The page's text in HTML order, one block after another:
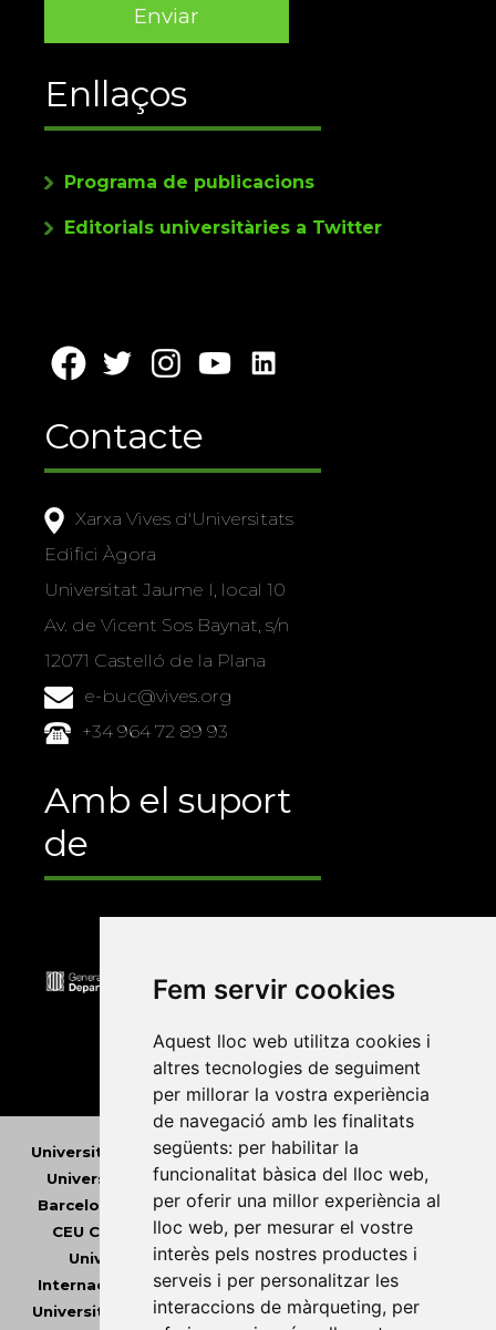
Fem servir cookies
Aquest lloc web utilitza cookies i
altres tecnologies de seguiment
per millorar la vostra experiència
de navegació amb les finalitats
següents: per habilitar la
funcionalitat bàsica del lloc web,
per oferir una millor experiència al
lloc web, per mesurar el vostre
interès pels nostres productes i
serveis i per personalitzar les
interaccions de màrqueting, per
Enllaços
Programa de publicacions
Editorials universitàries a Twitter
Contacte
Xarxa Vives d'Universitats
Edifici Àgora
Universitat Jaume I, local 10
Av. de Vicent Sos Baynat, s/n
12071 Castelló de la Plana
e-buc@vives.org
+34 964 72 89 93
Amb el suport
de
Universitat Abat Oliba CEU•Universitat d'Alacant
Universitat d'Andorra•Universitat Autònoma de
Barcelona
Universitat de Barcelona•Universitat
CEU Cardenal Herrera•Universitat de Girona
Universitat de les Illes Balears•Universitat
Internacional de Catalunya •Universitat Jaume I
Universitat de Lleida•Universitat Miguel Hernández